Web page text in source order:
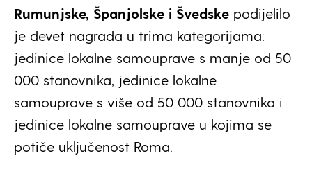
Rumunjske, Španjolske i Švedske podijelilo
je devet nagrada u trima kategorijama:
jedinice lokalne samouprave s manje od 50
000 stanovnika, jedinice lokalne
samouprave s više od 50 000 stanovnika i
jedinice lokalne samouprave u kojima se
potiče uključenost Roma.